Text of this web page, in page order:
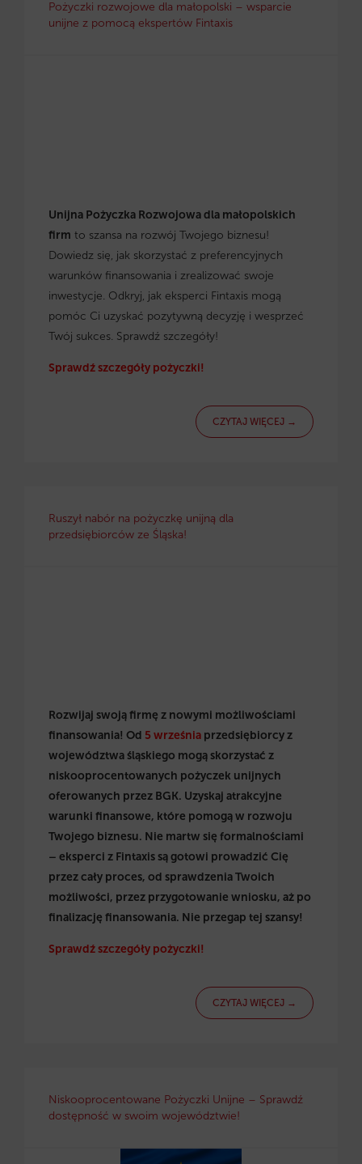
Pożyczki rozwojowe dla małopolski – wsparcie
unijne z pomocą ekspertów Fintaxis
Unijna Pożyczka Rozwojowa dla małopolskich
firm to szansa na rozwój Twojego biznesu!
Dowiedz się, jak skorzystać z preferencyjnych
warunków finansowania i zrealizować swoje
inwestycje. Odkryj, jak eksperci Fintaxis mogą
pomóc Ci uzyskać pozytywną decyzję i wesprzeć
Twój sukces. Sprawdź szczegóły!
Sprawdź szczegóły pożyczki!
CZYTAJ WIĘCEJ →
Ruszył nabór na pożyczkę unijną dla
przedsiębiorców ze Śląska!
Rozwijaj swoją firmę z nowymi możliwościami
finansowania! Od 5 września przedsiębiorcy z
województwa śląskiego mogą skorzystać z
niskooprocentowanych pożyczek unijnych
oferowanych przez BGK. Uzyskaj atrakcyjne
warunki finansowe, które pomogą w rozwoju
Twojego biznesu. Nie martw się formalnościami
– eksperci z Fintaxis są gotowi prowadzić Cię
przez cały proces, od sprawdzenia Twoich
możliwości, przez przygotowanie wniosku, aż po
finalizację finansowania. Nie przegap tej szansy!
Sprawdź szczegóły pożyczki!
CZYTAJ WIĘCEJ →
Niskooprocentowane Pożyczki Unijne – Sprawdź
dostępność w swoim województwie!